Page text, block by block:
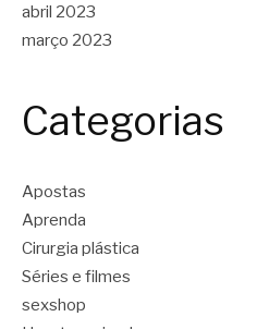
abril 2023
março 2023
Categorias
Apostas
Aprenda
Cirurgia plástica
Séries e filmes
sexshop